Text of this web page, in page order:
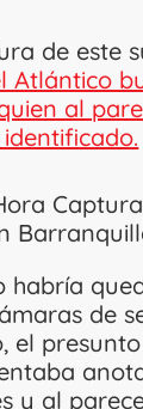
de este
Atlántico
al
habría
de
el
y al